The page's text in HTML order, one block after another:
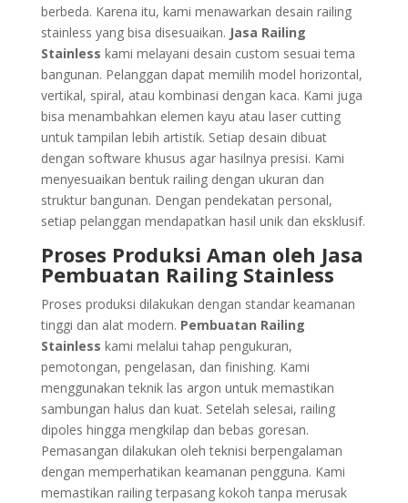
berbeda. Karena itu, kami menawarkan desain railing
stainless yang bisa disesuaikan. Jasa Railing
Stainless kami melayani desain custom sesuai tema
bangunan. Pelanggan dapat memilih model horizontal,
vertikal, spiral, atau kombinasi dengan kaca. Kami juga
bisa menambahkan elemen kayu atau laser cutting
untuk tampilan lebih artistik. Setiap desain dibuat
dengan software khusus agar hasilnya presisi. Kami
menyesuaikan bentuk railing dengan ukuran dan
struktur bangunan. Dengan pendekatan personal,
setiap pelanggan mendapatkan hasil unik dan eksklusif.
Proses Produksi Aman oleh Jasa
Pembuatan Railing Stainless
Proses produksi dilakukan dengan standar keamanan
tinggi dan alat modern. Pembuatan Railing
Stainless kami melalui tahap pengukuran,
pemotongan, pengelasan, dan finishing. Kami
menggunakan teknik las argon untuk memastikan
sambungan halus dan kuat. Setelah selesai, railing
dipoles hingga mengkilap dan bebas goresan.
Pemasangan dilakukan oleh teknisi berpengalaman
dengan memperhatikan keamanan pengguna. Kami
memastikan railing terpasang kokoh tanpa merusak